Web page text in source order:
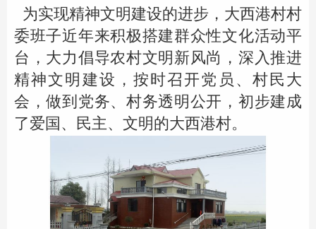
为实现精神文明建设的进步，大西港村村
委班子近年来积极搭建群众性文化活动平
台，大力倡导农村文明新风尚，深入推进
精神文明建设，按时召开党员、村民大
会，做到党务、村务透明公开，初步建成
了爱国、民主、文明的大西港村。